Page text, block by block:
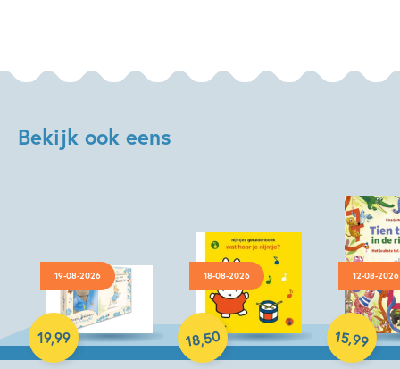
Bekijk ook eens
19-08-2026
19,99
Hardcover
18-08-2026
18,50
Hardcover
12-08-2026
15,99
Hardcover